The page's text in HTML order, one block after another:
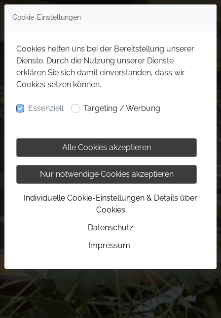
Cookie-Einstellungen
Cookies helfen uns bei der Bereitstellung unserer
Dienste. Durch die Nutzung unserer Dienste
erklären Sie sich damit einverstanden, dass wir
Cookies setzen können.
Essenziell Targeting / Werbung
Alle Cookies akzeptieren
Nur notwendige Cookies akzeptieren
Individuelle Cookie-Einstellungen & Details über
Cookies
Datenschutz
Impressum